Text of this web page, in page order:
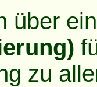
über
zu